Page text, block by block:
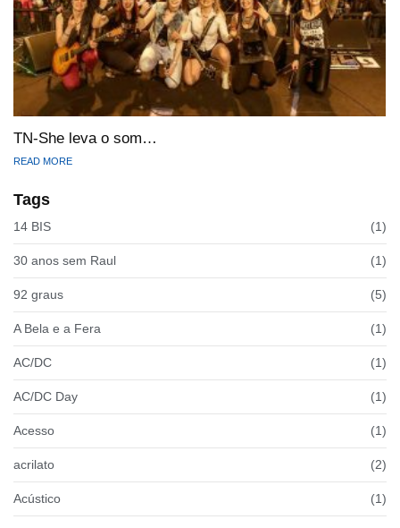
TN-She leva o som…
READ MORE
Tags
14 BIS (1)
30 anos sem Raul (1)
92 graus (5)
A Bela e a Fera (1)
AC/DC (1)
AC/DC Day (1)
Acesso (1)
acrilato (2)
Acústico (1)